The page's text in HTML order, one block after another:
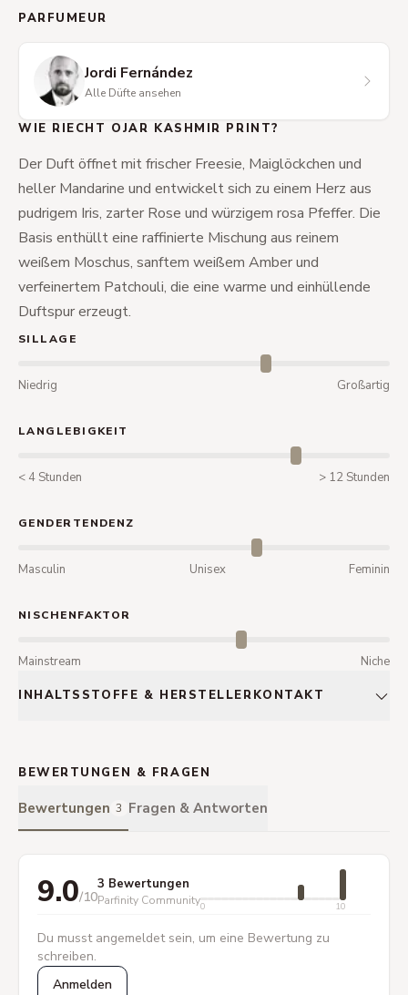
PARFUMEUR
Jordi Fernández
Alle Düfte ansehen
WIE RIECHT OJAR KASHMIR PRINT?
Der Duft öffnet mit frischer Freesie, Maiglöckchen und
heller Mandarine und entwickelt sich zu einem Herz aus
pudrigem Iris, zarter Rose und würzigem rosa Pfeffer. Die
Basis enthüllt eine raffinierte Mischung aus reinem
weißem Moschus, sanftem weißem Amber und
verfeinertem Patchouli, die eine warme und einhüllende
Duftspur erzeugt.
SILLAGE
Niedrig Großartig
LANGLEBIGKEIT
< 4 Stunden > 12 Stunden
GENDERTENDENZ
Masculin Unisex Feminin
NISCHENFAKTOR
Mainstream Niche
INHALTSSTOFFE & HERSTELLERKONTAKT
BEWERTUNGEN & FRAGEN
Bewertungen 3 Fragen & Antworten
9.0/10
3 Bewertungen
Parfinity Community0 10
Du musst angemeldet sein, um eine Bewertung zu
schreiben.
Anmelden